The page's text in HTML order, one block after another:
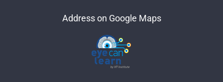
Address on Google Maps